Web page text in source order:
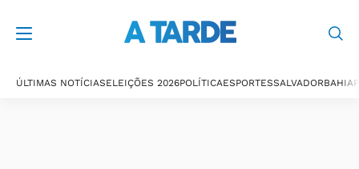
ÚLTIMAS NOTÍCIASELEIÇÕES 2026POLÍTICAESPORTESSALVADORBAHIA